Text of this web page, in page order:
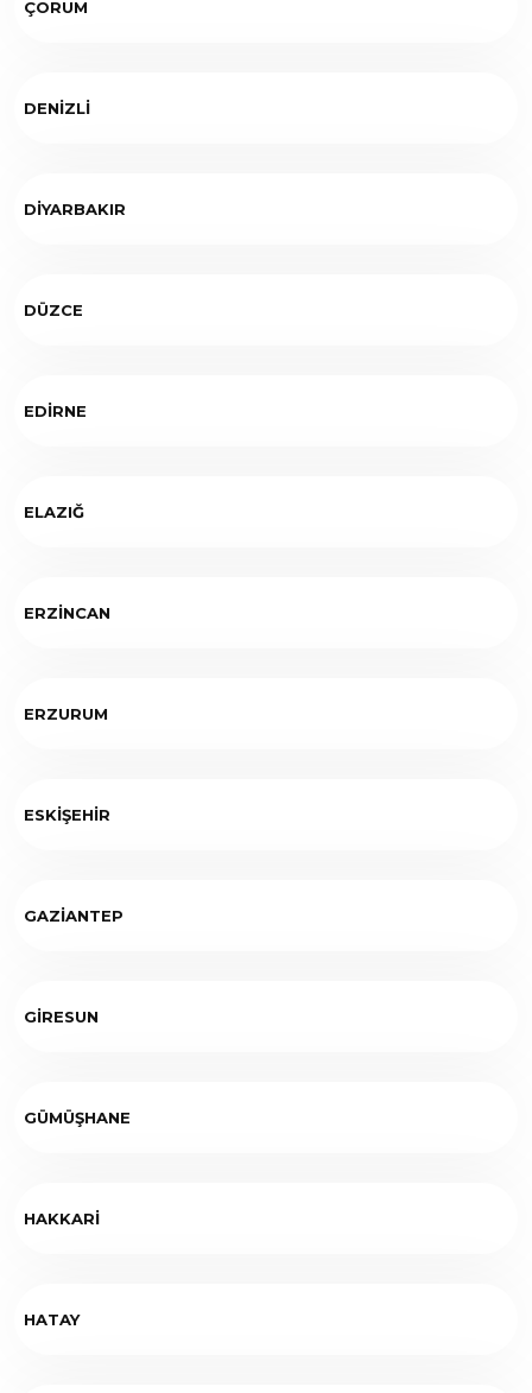
ÇORUM
DENİZLİ
DİYARBAKIR
DÜZCE
EDİRNE
ELAZIĞ
ERZİNCAN
ERZURUM
ESKİŞEHİR
GAZİANTEP
GİRESUN
GÜMÜŞHANE
HAKKARİ
HATAY